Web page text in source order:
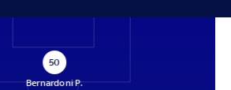
50
Bernardoni P.